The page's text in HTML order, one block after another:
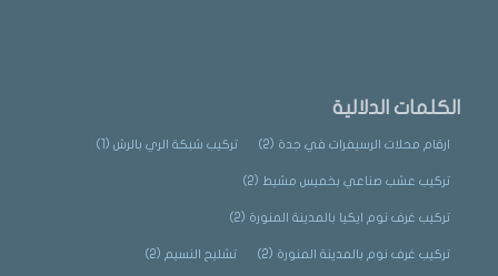
الكلمات الدلالية
ارقام محلات الرسيفرات في جدة (2) تركيب شبكة الري بالرش(1)
تركيب عشب صناعي بخميس مشيط (2)
تركيب غرف نوم ايكيا بالمدينة المنورة (2)
تركيب غرف نوم بالمدينة المنورة (2) تشليح النسيم (2)